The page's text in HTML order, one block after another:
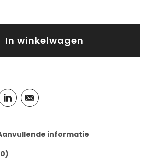
In winkelwagen
informatie